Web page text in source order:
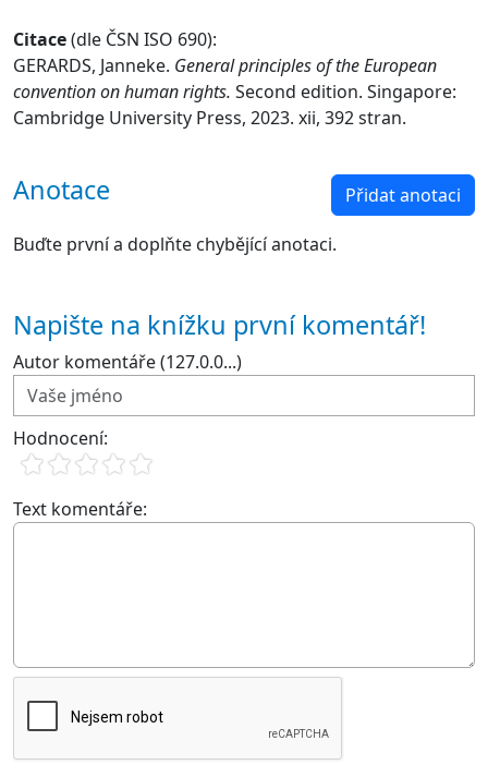
Citace(dle ČSN ISO 690):
GERARDS, Janneke. General principles of the European
convention on human rights. Second edition. Singapore:
Cambridge University Press, 2023. xii, 392 stran.
Anotace Přidat anotaci
Buďte první a doplňte chybějící anotaci.
Napište na knížku první komentář!
Autor komentáře (127.0.0...)
Hodnocení:
Text komentáře: